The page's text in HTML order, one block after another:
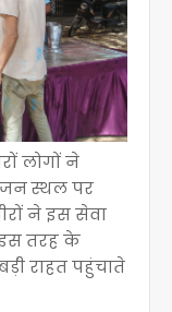
लोगों ने
स्थल पर
ने इस सेवा
तरह के
राहत पहुंचाते